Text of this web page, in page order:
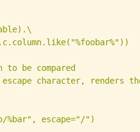
to be compared
character, renders
%bar", escape="/")